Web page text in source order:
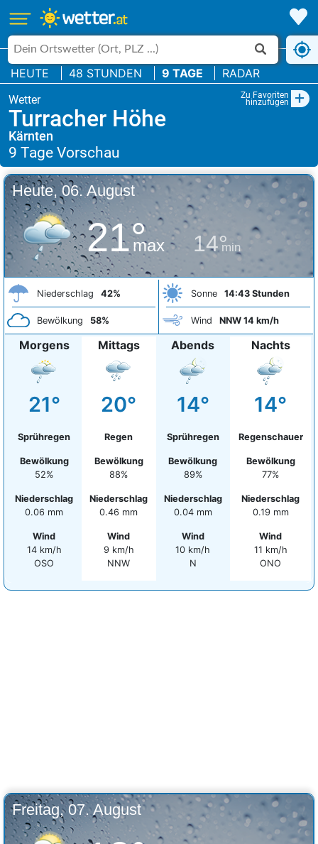
HEUTE 48 STUNDEN 9 TAGE RADAR
Zu Favoriten
hinzufügen +
Turracher Höhe
Kärnten
Heute, 06. August
21°
max 14°
min
Niederschlag 42%
Bewölkung 58%
Sonne 14:43 Stunden
Wind NNW 14 km/h
Morgens
21°
Sprühregen
Bewölkung
52%
Niederschlag
0.06 mm
Wind
14 km/h
OSO
Mittags
20°
Regen
Bewölkung
88%
Niederschlag
0.46 mm
Wind
9 km/h
NNW
Abends
14°
Sprühregen
Bewölkung
89%
Niederschlag
0.04 mm
Wind
10 km/h
N
Nachts
14°
Regenschauer
Bewölkung
77%
Niederschlag
0.19 mm
Wind
11 km/h
ONO
Freitag, 07. August